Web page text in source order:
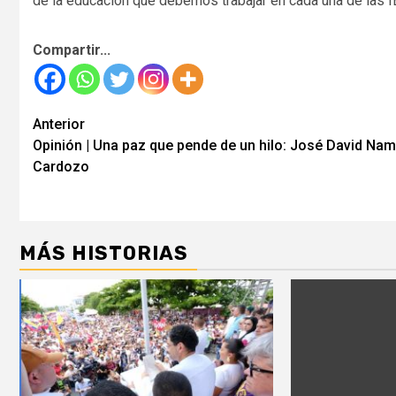
Compartir...
Seguir
leyendo
Anterior
Opinión | Una paz que pende de un hilo: José David
Cardozo
MÁS HISTORIAS